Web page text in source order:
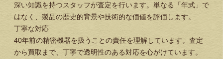
深い知識を持つスタッフが査定を行います。単なる「年式」で
はなく、製品の歴史的背景や技術的な価値を評価します。
丁寧な対応
40年前の精密機器を扱うことの責任を理解しています。査定
から買取まで、丁寧で透明性のある対応を心がけています。